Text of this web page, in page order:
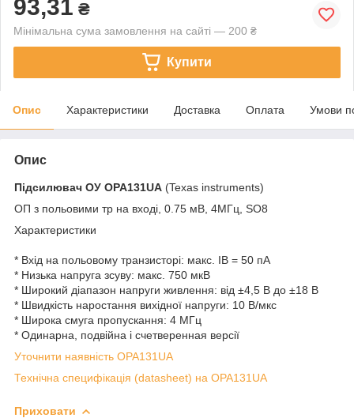
93,31 ₴
Мінімальна сума замовлення на сайті — 200 ₴
Купити
Опис Характеристики Доставка Оплата Умови
Опис
Підсилювач ОУ OPA131UA (Texas instruments)
ОП з польовими тр на вході, 0.75 мВ, 4МГц, SO8
Характеристики
* Вхід на польовому транзисторі: макс. IB = 50 пА
* Низька напруга зсуву: макс. 750 мкВ
* Широкий діапазон напруги живлення: від ±4,5 В до ±18 В
* Швидкість наростання вихідної напруги: 10 В/мкс
* Широка смуга пропускання: 4 МГц
* Одинарна, подвійна і счетверенная версії
Уточнити наявність OPA131UA
Технічна специфікація (datasheet) на OPA131UA
Приховати